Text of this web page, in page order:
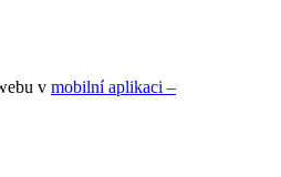
v mobilní aplikaci –